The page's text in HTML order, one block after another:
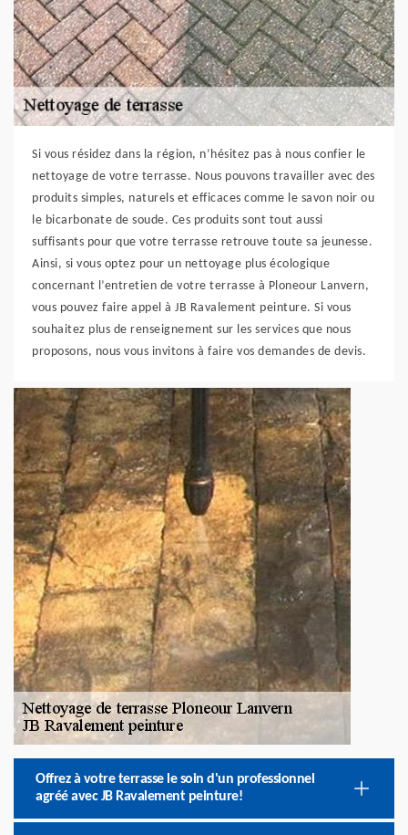
Si vous résidez dans la région, n’hésitez pas à nous confier le
nettoyage de votre terrasse. Nous pouvons travailler avec des
produits simples, naturels et efficaces comme le savon noir ou
le bicarbonate de soude. Ces produits sont tout aussi
suffisants pour que votre terrasse retrouve toute sa jeunesse.
Ainsi, si vous optez pour un nettoyage plus écologique
concernant l’entretien de votre terrasse à Ploneour Lanvern,
vous pouvez faire appel à JB Ravalement peinture. Si vous
souhaitez plus de renseignement sur les services que nous
proposons, nous vous invitons à faire vos demandes de devis.
Offrez à votre terrasse le soin d'un professionnel
agréé avec JB Ravalement peinture!